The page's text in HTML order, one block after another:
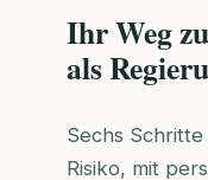
Ihr Weg
als
Sechs
Risiko, mit